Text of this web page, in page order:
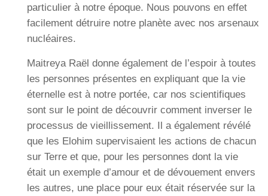
particulier à notre époque. Nous pouvons en effet
facilement détruire notre planète avec nos arsenaux
nucléaires.
Maitreya Raël donne également de l’espoir à toutes
les personnes présentes en expliquant que la vie
éternelle est à notre portée, car nos scientifiques
sont sur le point de découvrir comment inverser le
processus de vieillissement. Il a également révélé
que les Elohim supervisaient les actions de chacun
sur Terre et que, pour les personnes dont la vie
était un exemple d’amour et de dévouement envers
les autres, une place pour eux était réservée sur la